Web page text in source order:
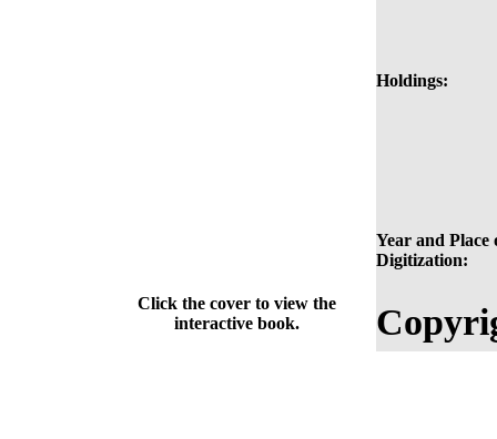
Holdings:
Year and Place
Digitization:
Click the cover to view the
interactive book.